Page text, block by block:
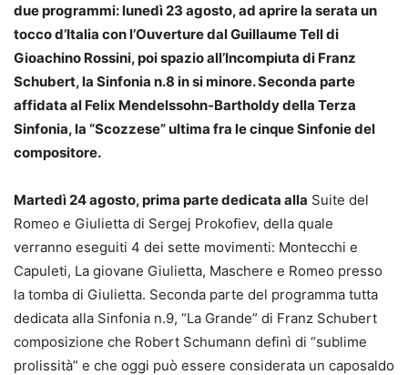
due programmi:lunedì 23 agosto, ad aprire la serata un
tocco d’Italia con l’Ouverture dal Guillaume Tell di
Gioachino Rossini, poi spazio all’Incompiuta di Franz
Schubert, la Sinfonia n.8 in si minore. Seconda parte
affidata al Felix Mendelssohn-Bartholdy della Terza
Sinfonia, la “Scozzese” ultima fra le cinque Sinfonie del
compositore.
Martedì 24 agosto,prima parte dedicata alla Suite del
Romeo e Giulietta di Sergej Prokofiev, della quale
verranno eseguiti 4 dei sette movimenti: Montecchi e
Capuleti, La giovane Giulietta, Maschere e Romeo presso
la tomba di Giulietta. Seconda parte del programma tutta
dedicata alla Sinfonia n.9, “La Grande” di Franz Schubert
composizione che Robert Schumann definì di “sublime
prolissità” e che oggi può essere considerata un caposaldo